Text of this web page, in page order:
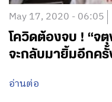
May 17, 2020 - 06:05
โควิดต้องจบ ! “จ
จะกลับมายิ้มอีกครั้
อ่านต่อ